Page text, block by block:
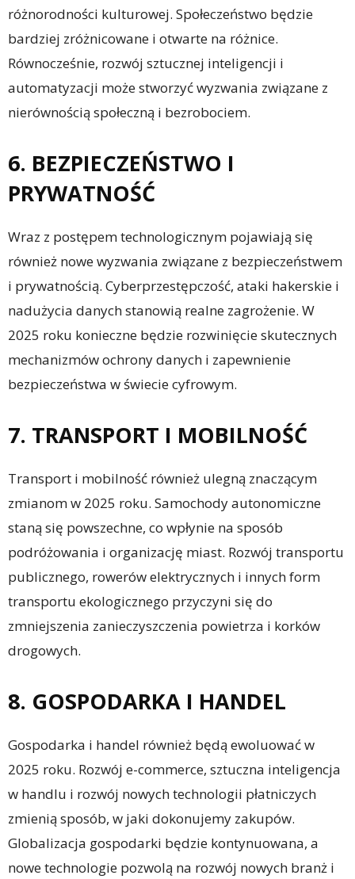
różnorodności kulturowej. Społeczeństwo będzie
bardziej zróżnicowane i otwarte na różnice.
Równocześnie, rozwój sztucznej inteligencji i
automatyzacji może stworzyć wyzwania związane z
nierównością społeczną i bezrobociem.
6. BEZPIECZEŃSTWO I
PRYWATNOŚĆ
Wraz z postępem technologicznym pojawiają się
również nowe wyzwania związane z bezpieczeństwem
i prywatnością. Cyberprzestępczość, ataki hakerskie i
nadużycia danych stanowią realne zagrożenie. W
2025 roku konieczne będzie rozwinięcie skutecznych
mechanizmów ochrony danych i zapewnienie
bezpieczeństwa w świecie cyfrowym.
7. TRANSPORT I MOBILNOŚĆ
Transport i mobilność również ulegną znaczącym
zmianom w 2025 roku. Samochody autonomiczne
staną się powszechne, co wpłynie na sposób
podróżowania i organizację miast. Rozwój transportu
publicznego, rowerów elektrycznych i innych form
transportu ekologicznego przyczyni się do
zmniejszenia zanieczyszczenia powietrza i korków
drogowych.
8. GOSPODARKA I HANDEL
Gospodarka i handel również będą ewoluować w
2025 roku. Rozwój e-commerce, sztuczna inteligencja
w handlu i rozwój nowych technologii płatniczych
zmienią sposób, w jaki dokonujemy zakupów.
Globalizacja gospodarki będzie kontynuowana, a
nowe technologie pozwolą na rozwój nowych branż i